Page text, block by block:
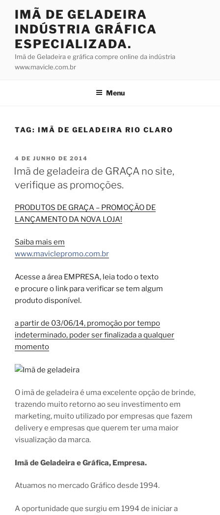
conteúdo
IMÃ DE GELADEIRA
INDÚSTRIA GRÁFICA
ESPECIALIZADA.
Imã de Geladeira e gráfica compre online da indústria
www.mavicle.com.br
Menu
TAG: IMÃ DE GELADEIRA RIO CLARO
PUBLICADO
EM
4 DE JUNHO DE 2014
Imã de geladeira de GRAÇA no site,
verifique as promoções.
PRODUTOS DE GRAÇA – PROMOÇÃO DE
LANÇAMENTO DA NOVA LOJA!
Saiba mais em
www.maviclepromo.com.br
Acesse a área EMPRESA, leia todo o texto
e procure o link para verificar se tem algum
produto disponível.
a partir de 03/06/14, promoção por tempo
indeterminado, poder ser finalizada a qualquer
momento
O imã de geladeira é uma excelente opção de brinde,
trazendo muito retorno ao seu investimento em
marketing, muito utilizado por empresas que fazem
delivery e empresas que querem ter uma maior
visualização da marca.
Imã de Geladeira e Gráfica, Empresa.
Atuamos no mercado Gráfico desde 1994.
A oportunidade que surgiu em 1994 de iniciar a